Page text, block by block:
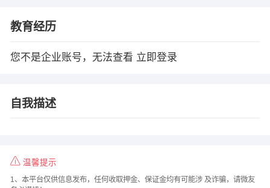
教育经历
您不是企业账号，无法查看 立即登录
自我描述
温馨提示
1、本平台仅供信息发布，任何收取押金、保证金均有可能涉 及诈骗，请微友